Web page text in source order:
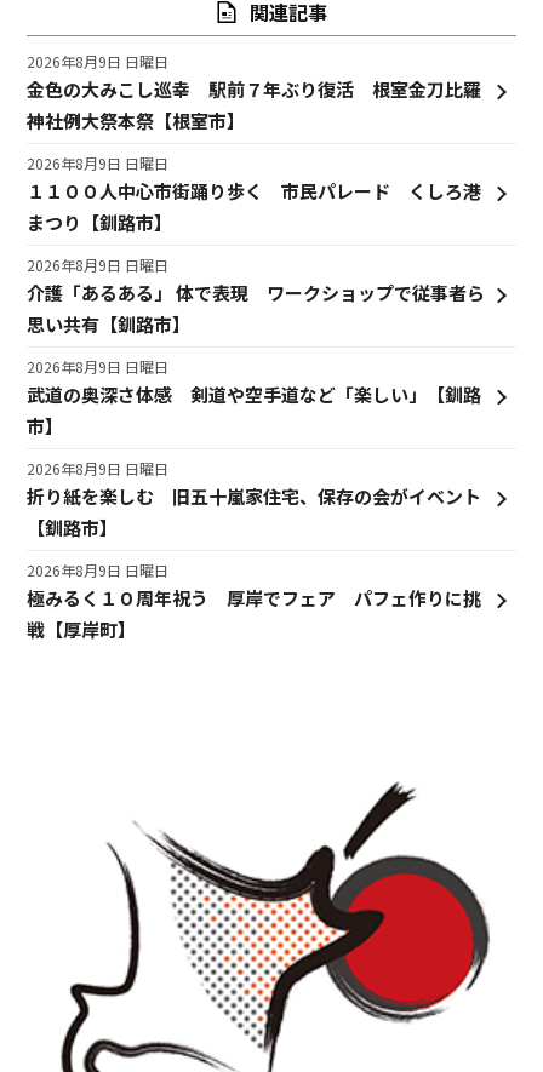
関連記事
金色の大みこし巡幸 駅前７年ぶり復活 根室金刀比羅
神社例大祭本祭【根室市】
2026年8月9日 日曜日
１１００人中心市街踊り歩く 市民パレード くしろ港
まつり【釧路市】
2026年8月9日 日曜日
介護「あるある」 体で表現 ワークショップで従事者ら
思い共有【釧路市】
2026年8月9日 日曜日
武道の奥深さ体感 剣道や空手道など「楽しい」【釧路
市】
2026年8月9日 日曜日
折り紙を楽しむ 旧五十嵐家住宅、保存の会がイベント
【釧路市】
2026年8月9日 日曜日
極みるく１０周年祝う 厚岸でフェア パフェ作りに挑
戦【厚岸町】
2026年8月9日 日曜日